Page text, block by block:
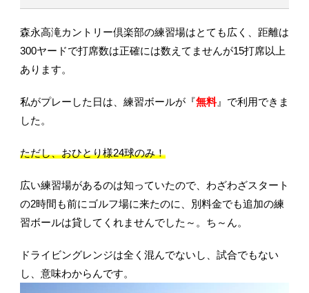
森永高滝カントリー倶楽部の練習場はとても広く、距離は
300ヤードで打席数は正確には数えてませんが15打席以上
あります。
私がプレーした日は、練習ボールが『無料』で利用できま
した。
ただし、おひとり様24球のみ！
広い練習場があるのは知っていたので、わざわざスタート
の2時間も前にゴルフ場に来たのに、別料金でも追加の練
習ボールは貸してくれませんでした～。ち～ん。
ドライビングレンジは全く混んでないし、試合でもない
し、意味わからんです。